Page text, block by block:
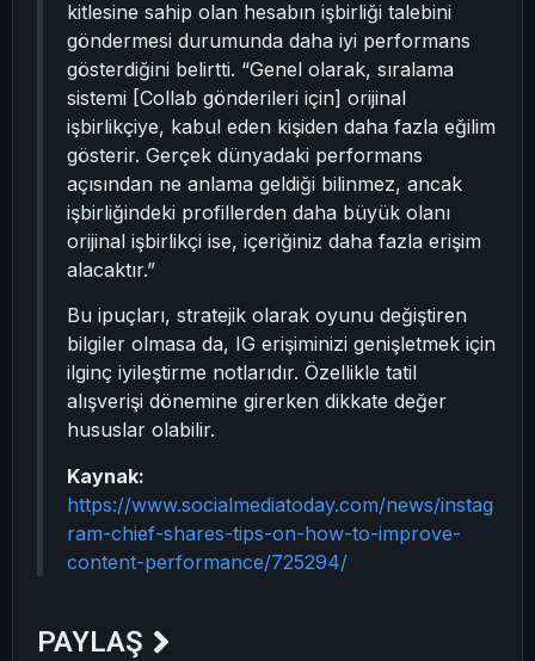
kitlesine sahip olan hesabın işbirliği talebini
göndermesi durumunda daha iyi performans
gösterdiğini belirtti. “Genel olarak, sıralama
sistemi [Collab gönderileri için] orijinal
işbirlikçiye, kabul eden kişiden daha fazla eğilim
gösterir. Gerçek dünyadaki performans
açısından ne anlama geldiği bilinmez, ancak
işbirliğindeki profillerden daha büyük olanı
orijinal işbirlikçi ise, içeriğiniz daha fazla erişim
alacaktır.”
Bu ipuçları, stratejik olarak oyunu değiştiren
bilgiler olmasa da, IG erişiminizi genişletmek için
ilginç iyileştirme notlarıdır. Özellikle tatil
alışverişi dönemine girerken dikkate değer
hususlar olabilir.
Kaynak:
https://www.socialmediatoday.com/news/instag
ram-chief-shares-tips-on-how-to-improve-
content-performance/725294/
PAYLAŞ